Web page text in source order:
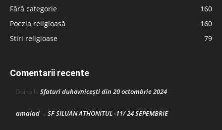
Fără categorie
160
Poezia religioasă
160
Stiri religioase
79
Comentarii recente
Doina la Sfaturi duhovnicești din 20 octombrie 2024
amalad la SF SILUAN ATHONITUL -11/ 24 SEPEMBRIE